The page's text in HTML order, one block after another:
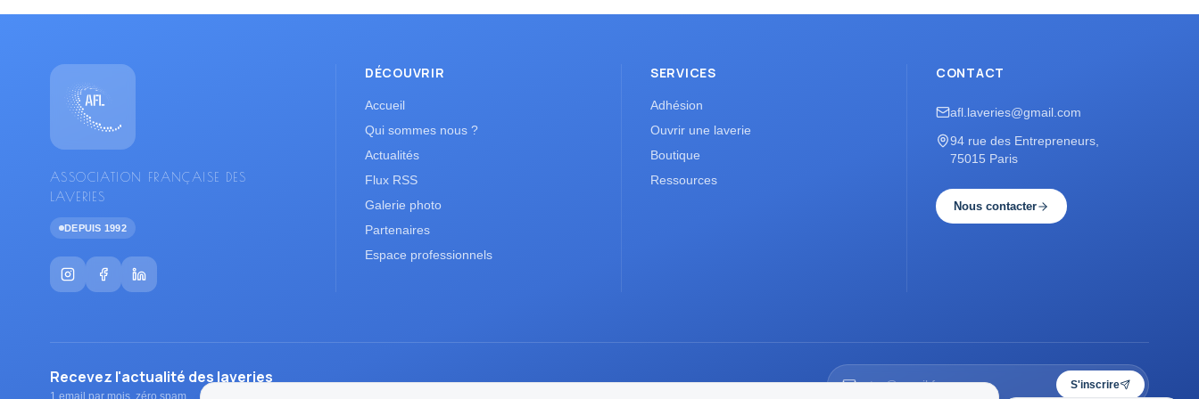
ASSOCIATION FRANÇAISE DES
LAVERIES
DEPUIS 1992
DÉCOUVRIR
Accueil
Qui sommes nous ?
Actualités
Flux RSS
Galerie photo
Partenaires
Espace professionnels
SERVICES
Adhésion
Ouvrir une laverie
Boutique
Ressources
CONTACT
afl.laveries@gmail.com
94 rue des Entrepreneurs,
75015 Paris
Nous contacter
Recevez l'actualité des laveries
1 email par mois, zéro spam.
S'inscrire